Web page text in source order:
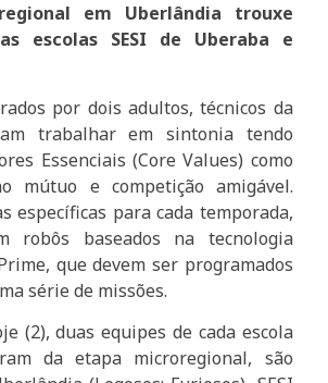
em Uberlândia trouxe
escolas SESI de Uberaba e
por dois adultos, técnicos da
trabalhar em sintonia tendo
Essenciais (Core Values) como
mútuo e competição amigável.
específicas para cada temporada,
robôs baseados na tecnologia
que devem ser programados
série de missões.
(2), duas equipes de cada escola
da etapa microregional, são